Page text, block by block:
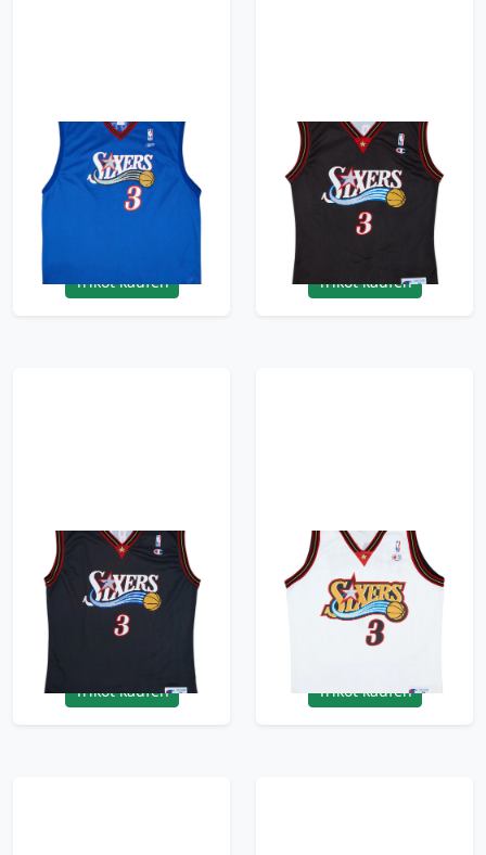
2002-06 Philadelphia
76ers Iverson #3
Reebok Alternate
Jersey - 9/10 - (XXL)
Trikot kaufen
2000-06 Philadelphia
76ers Iverson #3
Champion Away
Jersey - 9/10 - (M)
95.99£ · ca. €113
Trikot kaufen
2000-06 Philadelphia
76ers Iverson #3
Champion Away
Jersey - 8/10 - (XL)
Trikot kaufen
1997-00 Philadelphia
76ers Iverson #3
Champion Home
Jersey - 8/10 - (XL)
95.99£ · ca. €113
Trikot kaufen